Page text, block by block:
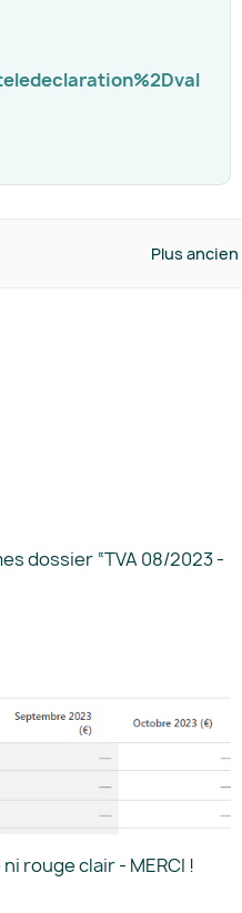
Réponses
Plus ancien
dossier “TVA 08/2023 -
rouge clair - MERCI !